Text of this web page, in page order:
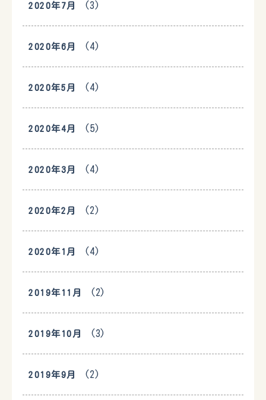
2020年7月 (3)
2020年6月 (4)
2020年5月 (4)
2020年4月 (5)
2020年3月 (4)
2020年2月 (2)
2020年1月 (4)
2019年11月 (2)
2019年10月 (3)
2019年9月 (2)